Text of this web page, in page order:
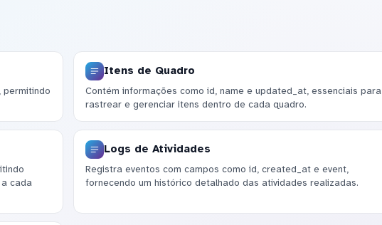
permitindo
Itens de Quadro
Contém informações como id, name e updated_at, essenciais para
rastrear e gerenciar itens dentro de cada quadro.
cada
Logs de Atividades
Registra eventos com campos como id, created_at e event,
fornecendo um histórico detalhado das atividades realizadas.